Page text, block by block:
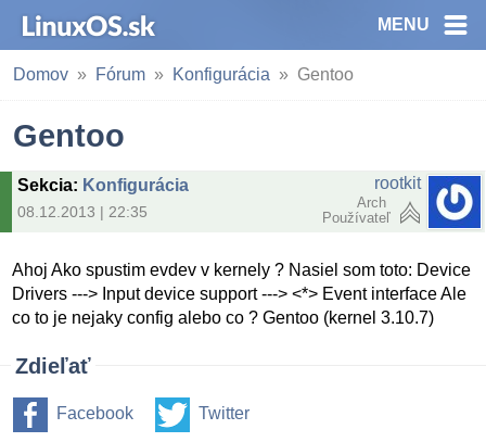
MENU
Domov Fórum Konfigurácia Gentoo
Gentoo
Sekcia: Konfigurácia
08.12.2013 | 22:35
rootkit
Arch
Používateľ
Ahoj Ako spustim evdev v kernely ? Nasiel som toto: Device
Drivers ---> Input device support ---> <*> Event interface Ale
co to je nejaky config alebo co ? Gentoo (kernel 3.10.7)
Zdieľať
Facebook Twitter